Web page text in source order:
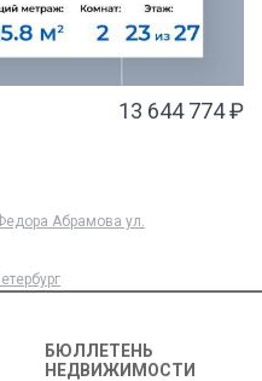
13 644 774 ₽
Абрамова ул.
БЮЛЛЕТЕНЬ
НЕДВИЖИМОСТИ